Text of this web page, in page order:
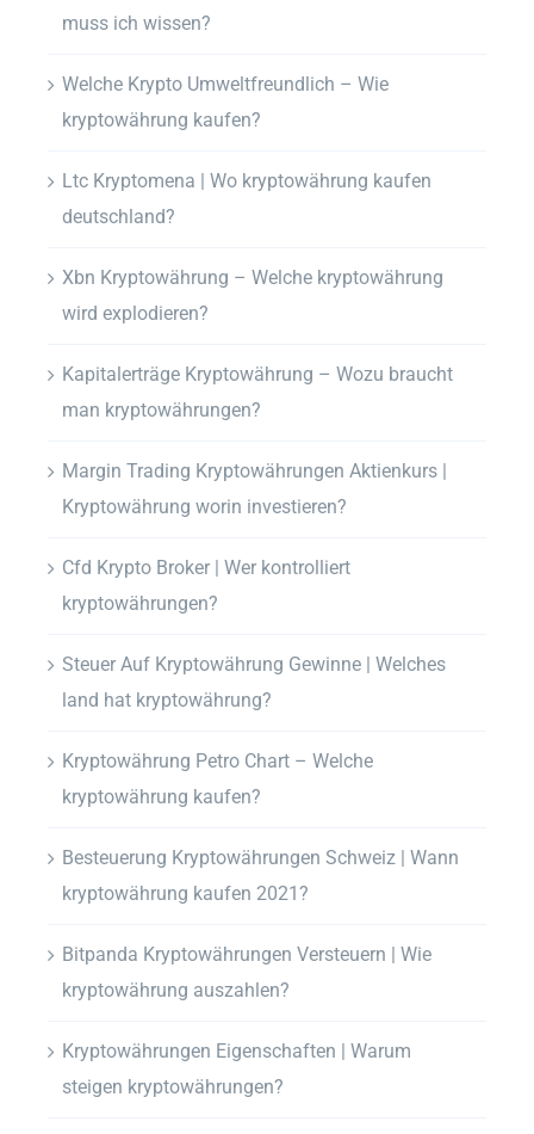
muss ich wissen?
Welche Krypto Umweltfreundlich – Wie
kryptowährung kaufen?
Ltc Kryptomena | Wo kryptowährung kaufen
deutschland?
Xbn Kryptowährung – Welche kryptowährung
wird explodieren?
Kapitalerträge Kryptowährung – Wozu braucht
man kryptowährungen?
Margin Trading Kryptowährungen Aktienkurs |
Kryptowährung worin investieren?
Cfd Krypto Broker | Wer kontrolliert
kryptowährungen?
Steuer Auf Kryptowährung Gewinne | Welches
land hat kryptowährung?
Kryptowährung Petro Chart – Welche
kryptowährung kaufen?
Besteuerung Kryptowährungen Schweiz | Wann
kryptowährung kaufen 2021?
Bitpanda Kryptowährungen Versteuern | Wie
kryptowährung auszahlen?
Kryptowährungen Eigenschaften | Warum
steigen kryptowährungen?